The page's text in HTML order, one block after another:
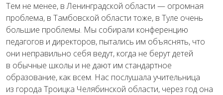
Тем не менее, в Ленинградской области — огромная
проблема, в Тамбовской области тоже, в Туле очень
большие проблемы. Мы собирали конференцию
педагогов и директоров, пытались им объяснять, что
они неправильно себя ведут, когда не берут детей
в обычные школы и не дают им стандартное
образование, как всем. Нас послушала учительница
из города Троицка Челябинской области, через год она